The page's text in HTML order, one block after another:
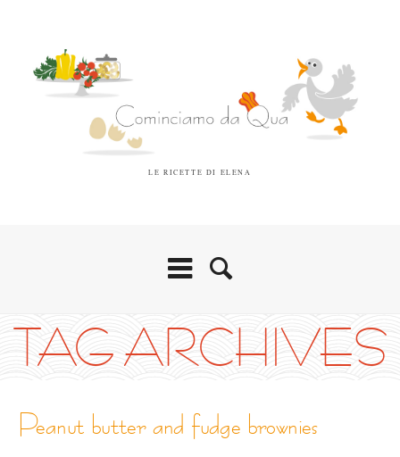
LE RICETTE DI ELENA
TAG ARCHIVES
peanut butter and fudge brownies